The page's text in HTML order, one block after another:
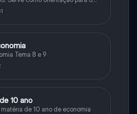
Tema 8 e 9
10 ano
de 10 ano de economia